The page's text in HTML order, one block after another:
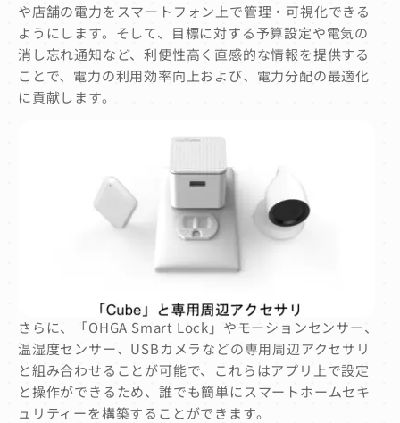
や店舗の電力をスマートフォン上で管理・可視化できる
ようにします。そして、目標に対する予算設定や電気の
消し忘れ通知など、利便性高く直感的な情報を提供する
ことで、電力の利用効率向上および、電力分配の最適化
に貢献します。
さらに、「OHGA Smart Lock」やモーションセンサー、
温湿度センサー、USBカメラなどの専用周辺アクセサリ
と組み合わせることが可能で、これらはアプリ上で設定
と操作ができるため、誰でも簡単にスマートホームセキ
ュリティーを構築することができます。